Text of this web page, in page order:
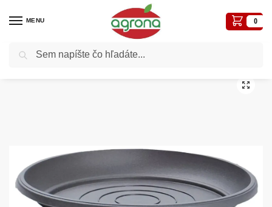
MENU 0
Domov Novinky / Podložka TERRA 19cm okrúhla plastová antracit